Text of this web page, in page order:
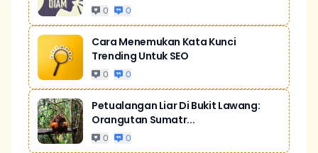
0 0
Cara Menemukan Kata Kunci
Trending Untuk SEO
0 0
Petualangan Liar Di Bukit Lawang:
Orangutan Sumatr...
0 0